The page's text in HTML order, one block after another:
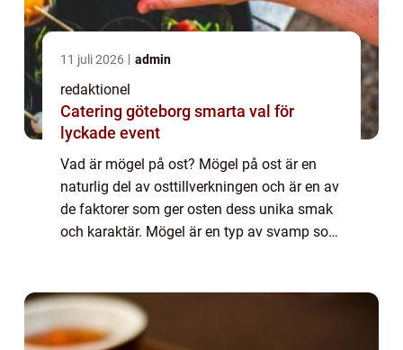
11 juli 2026 admin
redaktionel
Catering göteborg smarta val för
lyckade event
Vad är mögel på ost? Mögel på ost är en
naturlig del av osttillverkningen och är en av
de faktorer som ger osten dess unika smak
och karaktär. Mögel är en typ av svamp som